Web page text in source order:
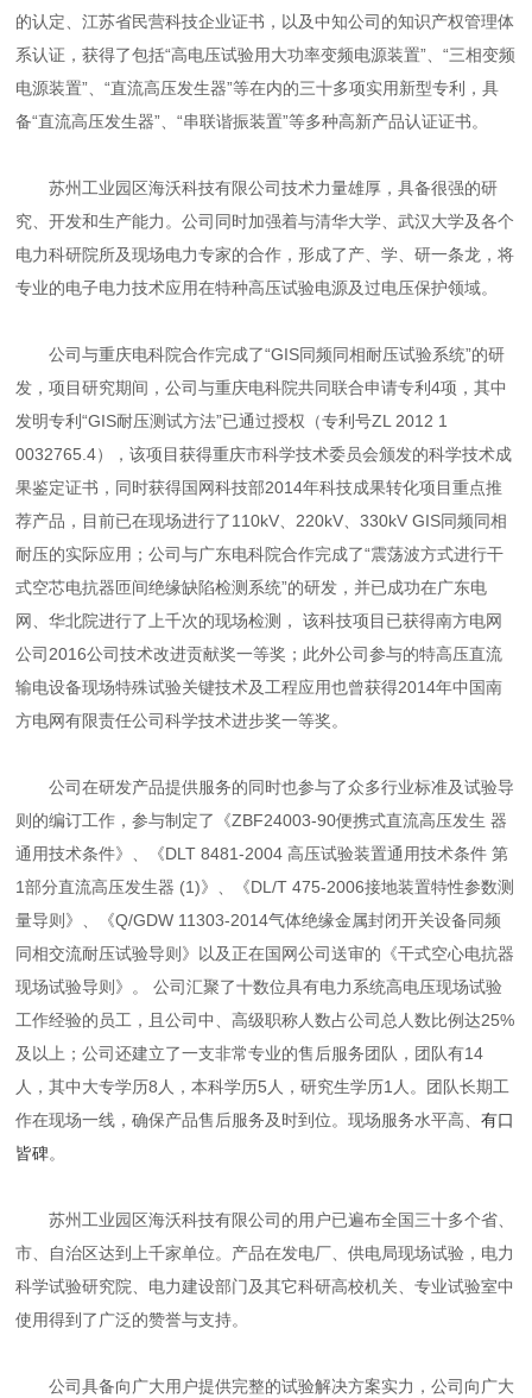
的认定、江苏省民营科技企业证书，以及中知公司的知识产权管理体
系认证，获得了包括“高电压试验用大功率变频电源装置”、“三相变频
电源装置”、“直流高压发生器”等在内的三十多项实用新型专利，具
备“直流高压发生器”、“串联谐振装置”等多种高新产品认证证书。
苏州工业园区海沃科技有限公司技术力量雄厚，具备很强的研
究、开发和生产能力。公司同时加强着与清华大学、武汉大学及各个
电力科研院所及现场电力专家的合作，形成了产、学、研一条龙，将
专业的电子电力技术应用在特种高压试验电源及过电压保护领域。
公司与重庆电科院合作完成了“GIS同频同相耐压试验系统”的研
发，项目研究期间，公司与重庆电科院共同联合申请专利4项，其中
发明专利“GIS耐压测试方法”已通过授权（专利号ZL 2012 1
0032765.4），该项目获得重庆市科学技术委员会颁发的科学技术成
果鉴定证书，同时获得国网科技部2014年科技成果转化项目重点推
荐产品，目前已在现场进行了110kV、220kV、330kV GIS同频同相
耐压的实际应用；公司与广东电科院合作完成了“震荡波方式进行干
式空芯电抗器匝间绝缘缺陷检测系统”的研发，并已成功在广东电
网、华北院进行了上千次的现场检测， 该科技项目已获得南方电网
公司2016公司技术改进贡献奖一等奖；此外公司参与的特高压直流
输电设备现场特殊试验关键技术及工程应用也曾获得2014年中国南
方电网有限责任公司科学技术进步奖一等奖。
公司在研发产品提供服务的同时也参与了众多行业标准及试验导
则的编订工作，参与制定了《ZBF24003-90便携式直流高压发生 器
通用技术条件》、《DLT 8481-2004 高压试验装置通用技术条件 第
1部分直流高压发生器 (1)》、《DL/T 475-2006接地装置特性参数测
量导则》、《Q/GDW 11303-2014气体绝缘金属封闭开关设备同频
同相交流耐压试验导则》以及正在国网公司送审的《干式空心电抗器
现场试验导则》。 公司汇聚了十数位具有电力系统高电压现场试验
工作经验的员工，且公司中、高级职称人数占公司总人数比例达25%
及以上；公司还建立了一支非常专业的售后服务团队，团队有14
人，其中大专学历8人，本科学历5人，研究生学历1人。团队长期工
作在现场一线，确保产品售后服务及时到位。现场服务水平高、有口
皆碑。
苏州工业园区海沃科技有限公司的用户已遍布全国三十多个省、
市、自治区达到上千家单位。产品在发电厂、供电局现场试验，电力
科学试验研究院、电力建设部门及其它科研高校机关、专业试验室中
使用得到了广泛的赞誉与支持。
公司具备向广大用户提供完整的试验解决方案实力，公司向广大